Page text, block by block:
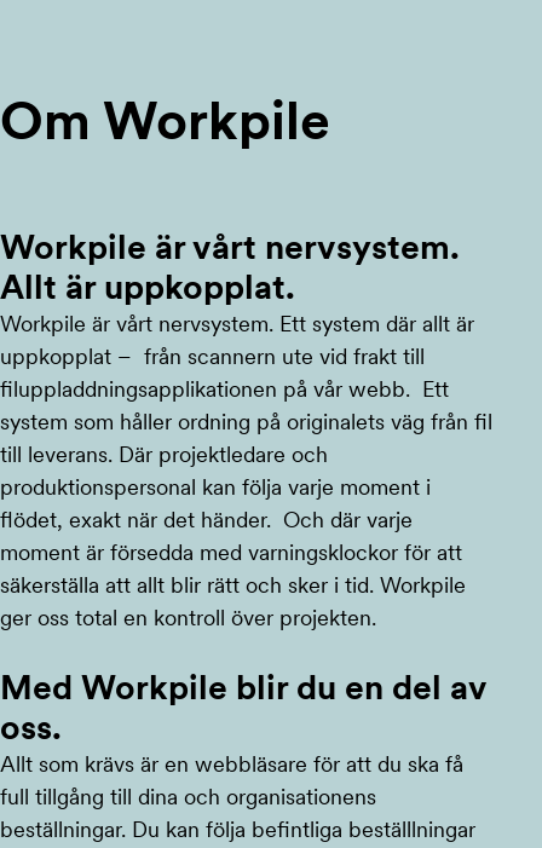
Om Workpile
Workpile är vårt nervsystem.
Allt är uppkopplat.
Workpile är vårt nervsystem. Ett system där allt är
uppkopplat – från scannern ute vid frakt till
filuppladdningsapplikationen på vår webb. Ett
system som håller ordning på originalets väg från fil
till leverans. Där projektledare och
produktionspersonal kan följa varje moment i
flödet, exakt när det händer. Och där varje
moment är försedda med varningsklockor för att
säkerställa att allt blir rätt och sker i tid. Workpile
ger oss total en kontroll över projekten.
Med Workpile blir du en del av
oss.
Allt som krävs är en webbläsare för att du ska få
full tillgång till dina och organisationens
beställningar. Du kan följa befintliga beställlningar